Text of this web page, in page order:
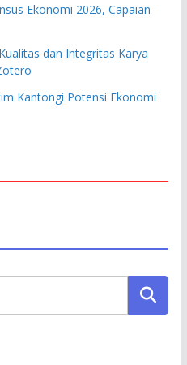
Ekonomi 2026, Capaian
dan Integritas Karya
Kantongi Potensi Ekonomi